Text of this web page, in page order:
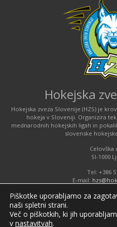
Hokejska
Hokejska zveza Slovenije (HZS) je
hokeja v Sloveniji. Organizira
mednarodnih hokejskih ligah in
slovenske
Celovška
SI-1000
Tel: +386
E-mail:
Informacije o
Piškotke uporabljamo za
naši spletni strani.
Več o piškotkih, ki jih
v nastavitvah.